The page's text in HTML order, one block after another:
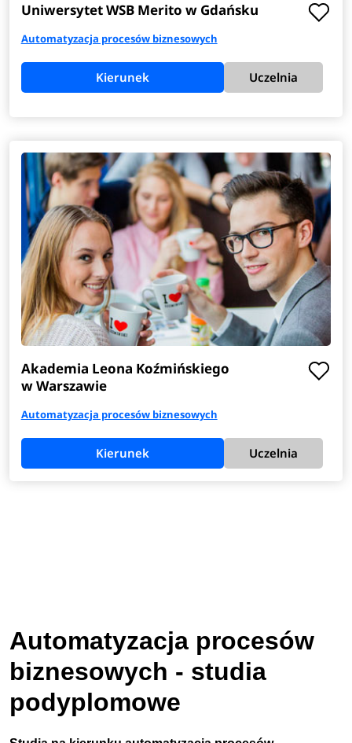
Uniwersytet WSB Merito w Gdańsku
Automatyzacja procesów biznesowych
Kierunek Uczelnia
Akademia Leona Koźmińskiego
w Warszawie
Automatyzacja procesów biznesowych
Kierunek Uczelnia
Automatyzacja procesów
biznesowych - studia
podyplomowe